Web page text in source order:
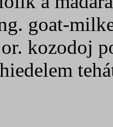
goat-
kozodoj